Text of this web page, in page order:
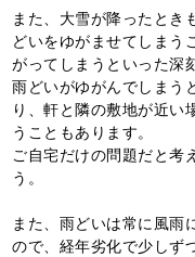
また、大雪が降ったとき
どいをゆがませてしまう
がってしまうといった深
雨どいがゆがんでしまう
り、軒と隣の敷地が近い
うこともあります。
ご自宅だけの問題だと考
う。
また、雨どいは常に風雨
ので、経年劣化で少しず